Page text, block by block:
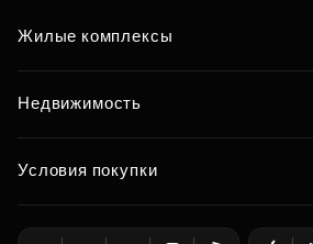
Жилые комплексы
Недвижимость
Условия покупки